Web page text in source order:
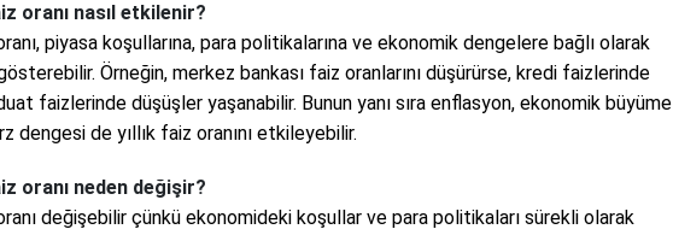
oranı nasıl etkilenir?
piyasa koşullarına, para politikalarına ve ekonomik dengelere bağlı olarak
Örneğin, merkez bankası faiz oranlarını düşürürse, kredi faizlerinde
faizlerinde düşüşler yaşanabilir. Bunun yanı sıra enflasyon, ekonomik büyüme
dengesi de yıllık faiz oranını etkileyebilir.
oranı neden değişir?
değişebilir çünkü ekonomideki koşullar ve para politikaları sürekli olarak